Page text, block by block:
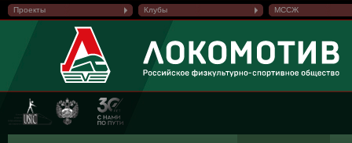
Проекты Клубы МССЖ